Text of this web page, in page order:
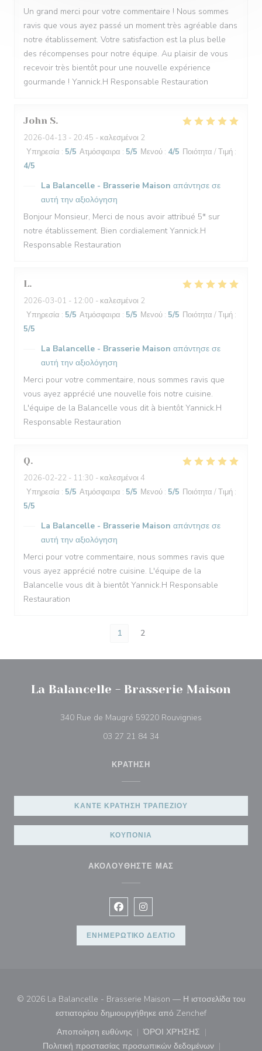
Un grand merci pour votre commentaire ! Nous sommes
ravis que vous ayez passé un moment très agréable dans
notre établissement. Votre satisfaction est la plus belle
des récompenses pour notre équipe. Au plaisir de vous
recevoir très bientôt pour une nouvelle expérience
gourmande ! Yannick.H Responsable Restauration
John S
2026-04-13 - 20:45 - καλεσμένοι 2
Υπηρεσία : 5/5 Ατμόσφαιρα : 5/5 Μενού : 4/5 Ποιότητα / Τιμή :
4/5
La Balancelle - Brasserie Maison απάντησε σε
αυτή την αξιολόγηση
Bonjour Monsieur, Merci de nous avoir attribué 5* sur
notre établissement. Bien cordialement Yannick.H
Responsable Restauration
L
2026-03-01 - 12:00 - καλεσμένοι 2
Υπηρεσία : 5/5 Ατμόσφαιρα : 5/5 Μενού : 5/5 Ποιότητα / Τιμή :
5/5
La Balancelle - Brasserie Maison απάντησε σε
αυτή την αξιολόγηση
Merci pour votre commentaire, nous sommes ravis que
vous ayez apprécié une nouvelle fois notre cuisine.
L'équipe de la Balancelle vous dit à bientôt Yannick.H
Responsable Restauration
Q
2026-02-22 - 11:30 - καλεσμένοι 4
Υπηρεσία : 5/5 Ατμόσφαιρα : 5/5 Μενού : 5/5 Ποιότητα / Τιμή :
5/5
La Balancelle - Brasserie Maison απάντησε σε
αυτή την αξιολόγηση
Merci pour votre commentaire, nous sommes ravis que
vous ayez apprécié notre cuisine. L'équipe de la
Balancelle vous dit à bientôt Yannick.H Responsable
Restauration
1 2
La Balancelle - Brasserie Maison
340 Rue de Maugré 59220 Rouvignies
03 27 21 84 34
ΚΡΆΤΗΣΗ
ΚΆΝΤΕ ΚΡΆΤΗΣΗ ΤΡΑΠΕΖΙΟΎ
ΚΟΥΠΌΝΙΑ
ΑΚΟΛΟΥΘΉΣΤΕ ΜΑΣ
Facebook ((ανοίγει σε νέο
Instagram ((ανοίγει σε νέο
ΕΝΗΜΕΡΩΤΙΚΌ ΔΕΛΤΊΟ
© 2026 La Balancelle - Brasserie Maison — Η ιστοσελίδα του
εστιατορίου δημιουργήθηκε από Zenchef((ανοίγει σε
Αποποίηση ευθύνης
((ανοίγει σε νέο παράθυρο))
ΌΡΟΙ ΧΡΉΣΗΣ
((ανοίγει σε νέο
Πολιτική προστασίας προσωπικών δεδομένων